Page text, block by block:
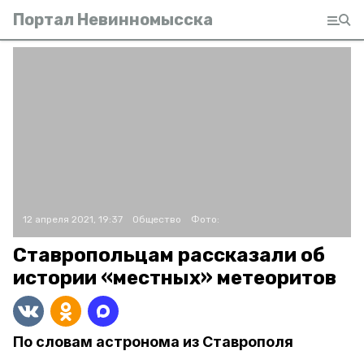
Портал Невинномысска
12 апреля 2021, 19:37 Общество Фото:
Ставропольцам рассказали об
истории «местных» метеоритов
По словам астронома из Ставрополя